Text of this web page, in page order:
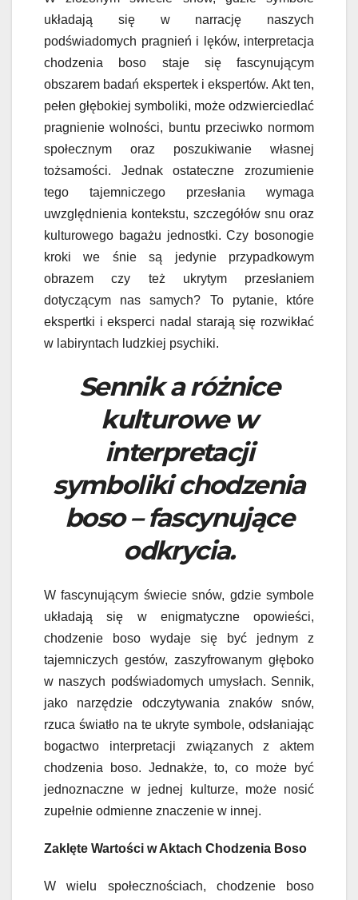
układają się w narrację naszych
podświadomych pragnień i lęków, interpretacja
chodzenia boso staje się fascynującym
obszarem badań ekspertek i ekspertów. Akt ten,
pełen głębokiej symboliki, może odzwierciedlać
pragnienie wolności, buntu przeciwko normom
społecznym oraz poszukiwanie własnej
tożsamości. Jednak ostateczne zrozumienie
tego tajemniczego przesłania wymaga
uwzględnienia kontekstu, szczegółów snu oraz
kulturowego bagażu jednostki. Czy bosonogie
kroki we śnie są jedynie przypadkowym
obrazem czy też ukrytym przesłaniem
dotyczącym nas samych? To pytanie, które
ekspertki i eksperci nadal starają się rozwikłać
w labiryntach ludzkiej psychiki.
Sennik a różnice
kulturowe w
interpretacji
symboliki chodzenia
boso – fascynujące
odkrycia.
W fascynującym świecie snów, gdzie symbole
układają się w enigmatyczne opowieści,
chodzenie boso wydaje się być jednym z
tajemniczych gestów, zaszyfrowanym głęboko
w naszych podświadomych umysłach. Sennik,
jako narzędzie odczytywania znaków snów,
rzuca światło na te ukryte symbole, odsłaniając
bogactwo interpretacji związanych z aktem
chodzenia boso. Jednakże, to, co może być
jednoznaczne w jednej kulturze, może nosić
zupełnie odmienne znaczenie w innej.
Zaklęte Wartości w Aktach Chodzenia Boso
W wielu społecznościach, chodzenie boso